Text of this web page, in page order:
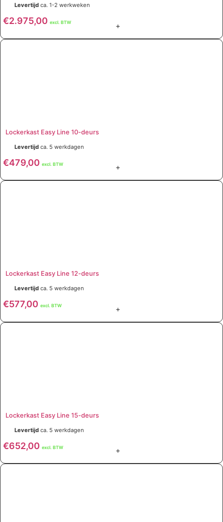
Levertijdca. 1-2 werkweken
€2.975,00 excl. BTW +
Lockerkast Easy Line 10-deurs
Levertijdca. 5 werkdagen
€479,00 excl. BTW +
Lockerkast Easy Line 12-deurs
Levertijdca. 5 werkdagen
€577,00 excl. BTW +
Lockerkast Easy Line 15-deurs
Levertijdca. 5 werkdagen
€652,00 excl. BTW +